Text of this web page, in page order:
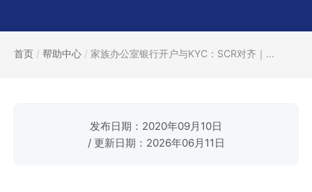
首页 / 帮助中心 / 家族办公室银行开户与KYC：SCR对齐｜...
发布日期：2020年09月10日
/ 更新日期：2026年06月11日